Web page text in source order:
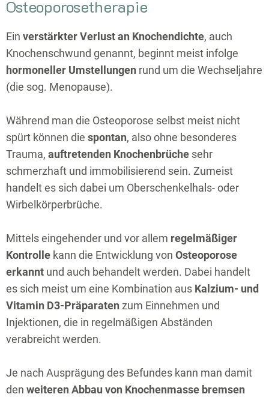
Osteoporosetherapie
Ein verstärkter Verlust an Knochendichte, auch
Knochenschwund genannt, beginnt meist infolge
hormoneller Umstellungen rund um die Wechseljahre
(die sog. Menopause).
Während man die Osteoporose selbst meist nicht
spürt können die spontan, also ohne besonderes
Trauma, auftretenden Knochenbrüche sehr
schmerzhaft und immobilisierend sein. Zumeist
handelt es sich dabei um Oberschenkelhals- oder
Wirbelkörperbrüche.
Mittels eingehender und vor allem regelmäßiger
Kontrolle kann die Entwicklung von Osteoporose
erkannt und auch behandelt werden. Dabei handelt
es sich meist um eine Kombination aus Kalzium- und
Vitamin D3-Präparaten zum Einnehmen und
Injektionen, die in regelmäßigen Abständen
verabreicht werden.
Je nach Ausprägung des Befundes kann man damit
den weiteren Abbau von Knochenmasse bremsen